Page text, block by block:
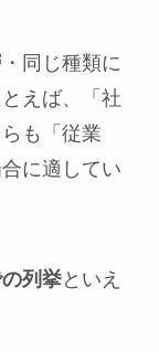
同じ種類に
えば、「社
も「従業
に適してい
列挙といえ